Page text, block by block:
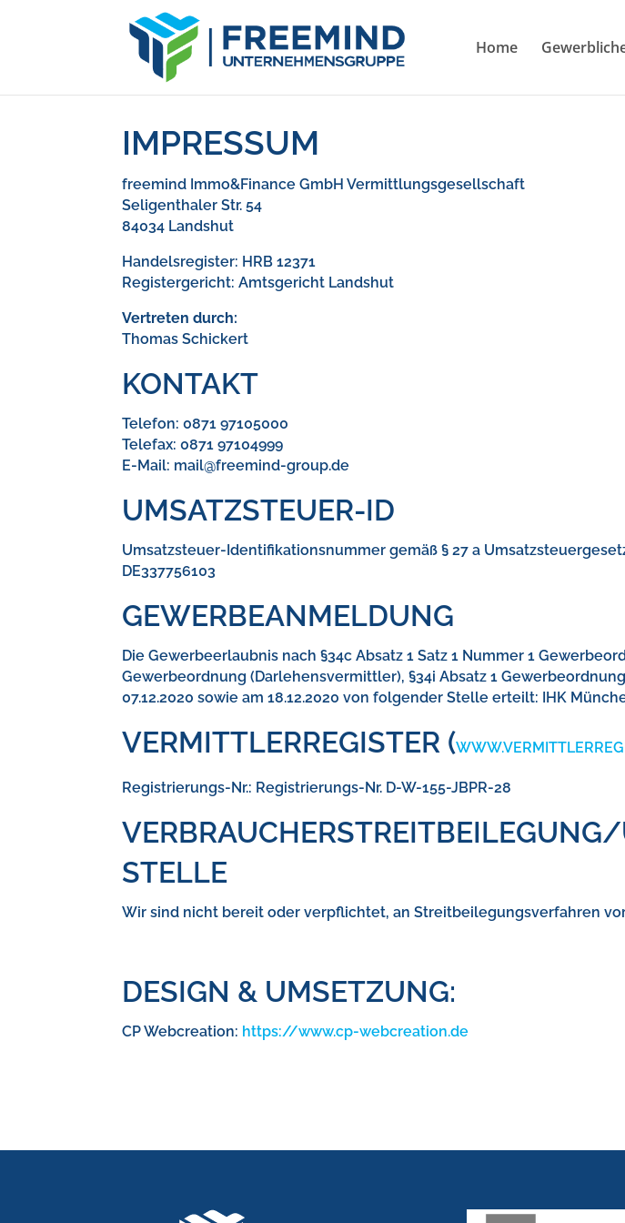
Home
IMPRESSUM
freemind Immo&Finance GmbH Vermittlungsgesellschaft
Seligenthaler Str. 54
84034 Landshut
Handelsregister: HRB 12371
Registergericht: Amtsgericht Landshut
Vertreten durch:
Thomas Schickert
KONTAKT
Telefon: 0871 97105000
Telefax: 0871 97104999
E-Mail: mail@freemind-group.de
UMSATZSTEUER-ID
Umsatzsteuer-Identifikationsnummer gemäß § 27 a
DE337756103
GEWERBEANMELDUNG
Die Gewerbeerlaubnis nach §34c Absatz 1 Satz 1 Nummer 1
Gewerbeordnung (Darlehensvermittler), §34i Absatz 1
07.12.2020 sowie am 18.12.2020 von folgender Stelle erteilt: IHK
VERMITTLERREGISTER (
Registrierungs-Nr.: Registrierungs-Nr. D-W-155-JBPR-28
STELLE
Wir sind nicht bereit oder verpflichtet, an Streitbeilegungsverfahren
DESIGN & UMSETZUNG:
CP Webcreation: https://www.cp-webcreation.de